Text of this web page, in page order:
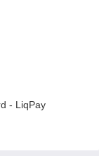
- LiqPay